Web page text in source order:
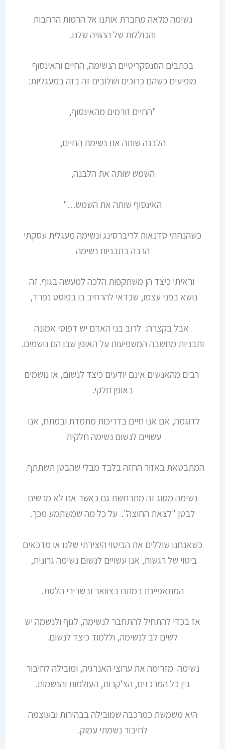
נשימה מלאה מחברת אותנו אל הרמות הרחבות
והכוללות של ההוויה שלנו.
בכתבים הסנסקריטיים הנשימה, החיים והאינסוף
מופיעים כשהם כרוכים ושלובים זה בזה במעגליות:
"החיים זורמים מהאינסוף,
הלבנה שותה את נשימת החיים,
השמש שותה את הלבנה,
האינסוף שותה את השמש…"
כשהנחתי סדנאות לריברסינג ונשימה מעגלית עסקתי
הרבה בתבניות נשימה
וראיתי כיצד הן משתקפות הלכה למעשה בגוף. זה
נושא בפני עצמו, שכדאי להרחיב בו בפוסט נפרד,
אבל בקצרה: לרוב בני האדם יש דפוסי אמונה
ותבניות מחשבה המשפיעות על האופן שבו הם נושמים.
רבים מהאנשים אינם יודעים כיצד לנשום, או נושמים
באופן חלקי.
לדוגמה, אם אנו חיים בדריכות מתמדת ובמתח, אנו
עשויים לנשום נשימה חלקית
המתבטאת באזור החזה בלבד מבלי שהבטן תשתתף.
נשימה מסוג זה מתרחשת גם כאשר אנו לא מרשים
לבטן "לצאת החוצה". על כל מה שמשתמע מכך.
כשאנחנו שוללים את הביטוי היצירתי שלנו או מדכאים
ביטוי של רגשות, אנו עשויים לנשום נשימה גרונית,
המתאפיינת במתח בצוואר ובשרירי הלסת.
אז בכדי להתחיל להתחבר לנשימה, לגוף ולנשמה יש
לשים לב לנשימה, וללמוד כיצד לנשום.
נשימה מזרימה את ערוצי האנרגיה, ומובילה לחיבור
בין כל המרכזים, הצ'קרות, העולמות והנשמות.
היא משמשת כמרכבה שמובילה בבהירות ובעוצמה
לחיבור נשמתי עמוק.